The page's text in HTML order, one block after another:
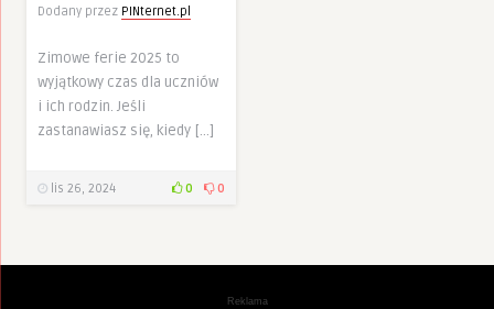
Dodany przez PINternet.pl
Zimowe ferie 2025 to
wyjątkowy czas dla uczniów
i ich rodzin. Jeśli
zastanawiasz się, kiedy […]
lis 26, 2024 0 0
Reklama